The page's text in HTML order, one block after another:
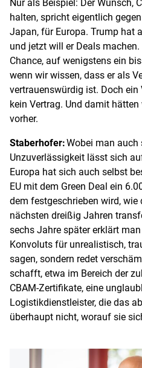
Nur als Beispiel: Der Wunsch,
halten, spricht eigentlich
Japan, für Europa. Trump hat
und jetzt will er Deals
Chance, auf wenigstens ein
wenn wir wissen, dass er als
vertrauenswürdig ist. Doch
kein Vertrag. Und damit
vorher.
Staberhofer:Wobei man auch
Unzuverlässigkeit lässt sich
Europa hat sich auch selbst
EU mit dem Green Deal ein
dem festgeschrieben wird, wie
nächsten dreißig Jahren
sechs Jahre später erklärt
Konvoluts für unrealistisch,
sagen, sondern redet
schafft, etwa im Bereich der
CBAM-Zertifikate, eine
Logistikdienstleister, die das
überhaupt nicht, worauf sie